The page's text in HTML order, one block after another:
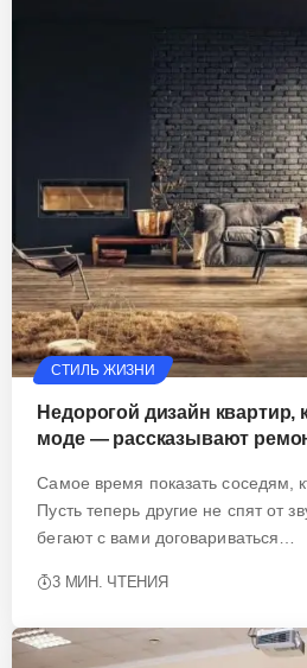
СТИЛЬ ЖИЗНИ
Недорогой дизайн квартир,
моде — рассказывают
Самое время показать соседям,
Пусть теперь другие не спят от
бегают с вами договариваться…
3 МИН. ЧТЕНИЯ